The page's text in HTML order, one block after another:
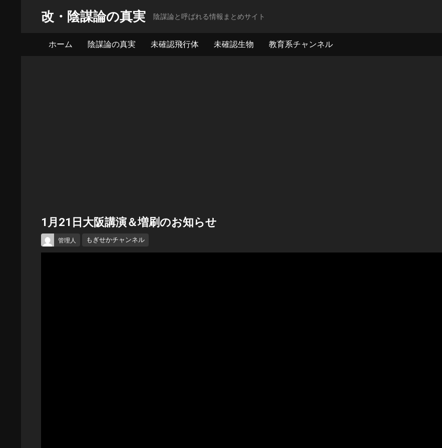
改・陰謀論の真実 陰謀論と呼ばれる情報まとめサイト
ホーム 陰謀論の真実 未確認飛行体 未確認生物 教育系チャンネル
1月21日大阪講演＆増刷のお知らせ
管理人 もぎせかチャンネル